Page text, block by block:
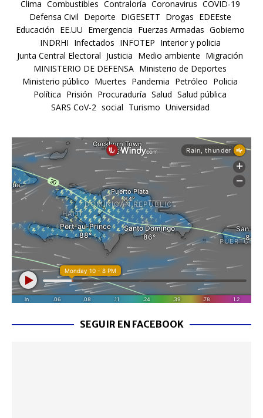
Clima Combustibles Contraloría Coronavirus COVID-19
Defensa Civil Deporte DIGESETT Drogas EDEEste
Educación EE.UU Emergencia Fuerzas Armadas Gobierno
INDRHI Infectados INFOTEP Interior y policia
Junta Central Electoral Justicia Medio ambiente Migración
MINISTERIO DE DEFENSA Ministerio de Deportes
Ministerio público Muertes Pandemia Petróleo Policia
Política Prisión Procuraduría Salud Salud pública
SARS CoV-2 social Turismo Universidad
SEGUIR EN FACEBOOK